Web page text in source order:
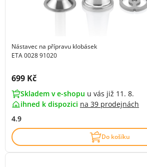
Nástavec na přípravu klobásek
ETA 0028 91020
Cena s DPH:
699 Kč
Skladem v e-shopu u vás již 11. 8.
ihned k dispozici na 39 prodejnách
4.9
Do košíku